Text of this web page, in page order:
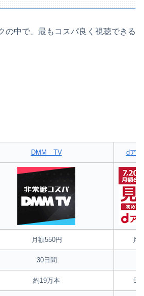
の中で、最もコスパ良く視聴できる
DMM TV dア
月額550円 月
30日間
約19万本